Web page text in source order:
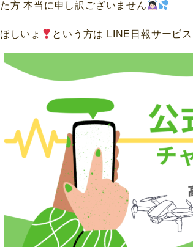
方 本当に申し訳ございません
しいょ という方は LINE日報サービ